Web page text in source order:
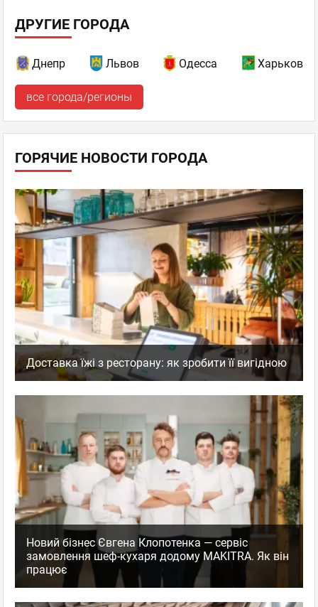
ДРУГИЕ ГОРОДА
Днепр Львов Одесса Харьков
все города/регионы
ГОРЯЧИЕ НОВОСТИ ГОРОДА
Доставка їжі з ресторану: як зробити її вигідною
Новий бізнес Євгена Клопотенка — сервіс
замовлення шеф-кухаря додому MAKITRA. Як він
працює